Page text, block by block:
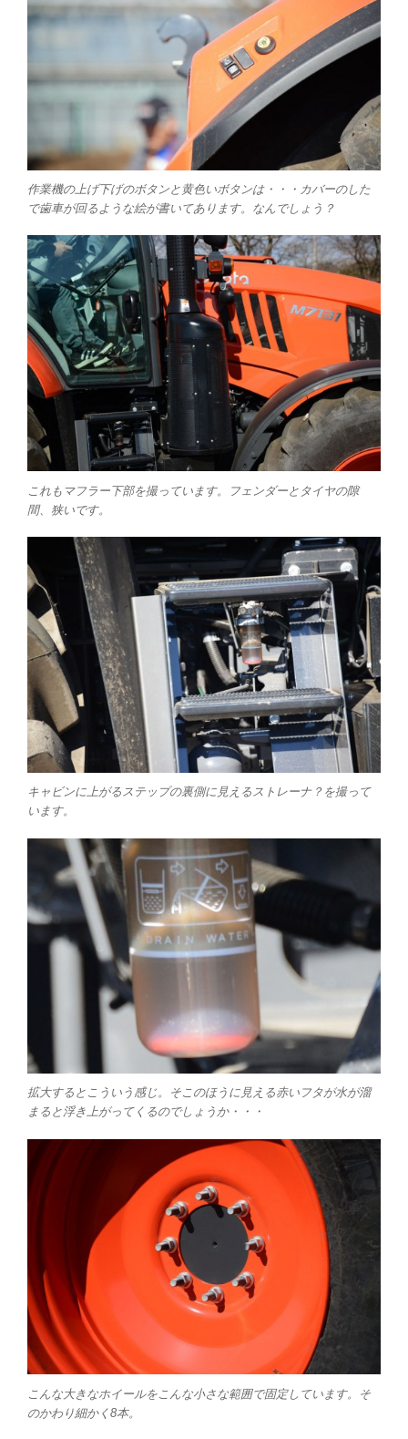
作業機の上げ下げのボタンと黄色いボタンは・・・カバーのした
で歯車が回るような絵が書いてあります。なんでしょう？
これもマフラー下部を撮っています。フェンダーとタイヤの隙
間、狭いです。
キャビンに上がるステップの裏側に見えるストレーナ？を撮って
います。
拡大するとこういう感じ。そこのほうに見える赤いフタが水が溜
まると浮き上がってくるのでしょうか・・・
こんな大きなホイールをこんな小さな範囲で固定しています。そ
のかわり細かく8本。